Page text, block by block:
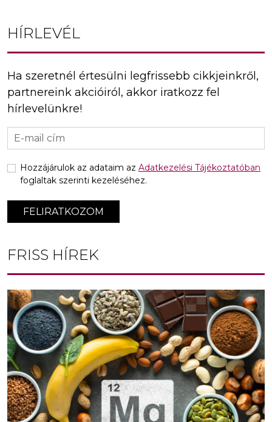
HÍRLEVÉL
Ha szeretnél értesülni legfrissebb cikkjeinkről,
partnereink akcióiról, akkor iratkozz fel
hírlevelünkre!
FELIRATKOZOM
Hozzájárulok az adataim az Adatkezelési Tájékoztatóban
foglaltak szerinti kezeléséhez.
FRISS HÍREK